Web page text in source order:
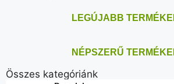
LEGÚJABB
NÉPSZERŰ
Összes kategóriánk